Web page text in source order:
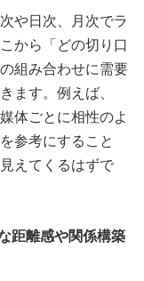
や日次、月次でラ
から「どの切り口
組み合わせに需要
ます。例えば、
体ごとに相性のよ
参考にすること
えてくるはずで
距離感や関係構築